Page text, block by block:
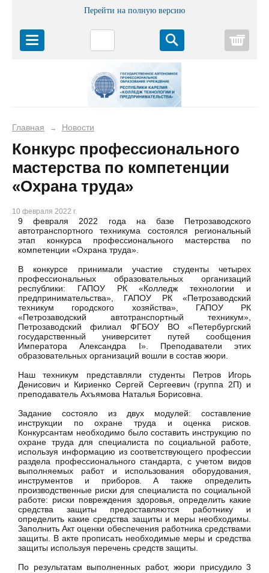
Перейти на полную версию
Главная → Новости
Конкурс профессионального
мастерства по компетенции
«Охрана труда»
10 февраля 2022 г.
9 февраля 2022 года на базе Петрозаводского
автотранспортного техникума состоялся региональный
этап конкурса профессионального мастерства по
компетенции «Охрана труда».
В конкурсе принимали участие студенты четырех
профессиональных образовательных организаций
республики: ГАПОУ РК «Колледж технологии и
предпринимательства», ГАПОУ РК «Петрозаводский
техникум городского хозяйства», ГАПОУ РК
«Петрозаводский автотранспортный техникум»,
Петрозаводский филиал ФГБОУ ВО «Петербургский
государственный университет путей сообщения
Императора Александра I». Преподаватели этих
образовательных организаций вошли в состав жюри.
Наш техникум представляли студенты Петров Игорь
Денисович и Кириенко Сергей Сергеевич (группа 2П) и
преподаватель Ахъямова Наталья Борисовна.
Задание состояло из двух модулей: составление
инструкции по охране труда и оценка рисков.
Конкурсантам необходимо было составить инструкцию по
охране труда для специалиста по социальной работе,
используя информацию из соответствующего профессии
раздела профессионального стандарта, с учетом видов
выполняемых работ и использования оборудования,
инструментов и приборов. А также определить
производственные риски для специалиста по социальной
работе: риски повреждения здоровья, определить какие
средства защиты предоставляются работнику и
определить какие средства защиты и меры необходимы.
Заполнить Акт оценки обеспечения работника средствами
защиты. В акте прописать необходимые меры и средства
защиты используя перечень средств защиты.
По результатам выполненных работ, жюри присудило 3